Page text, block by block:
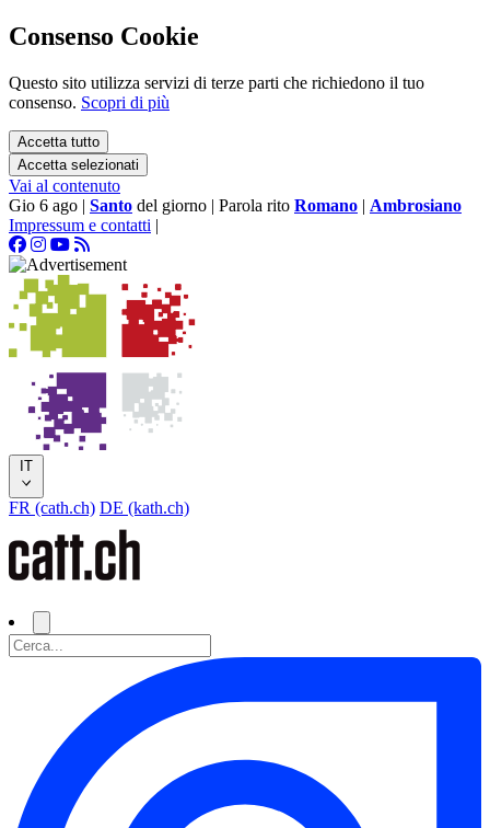
Consenso Cookie
Questo sito utilizza servizi di terze parti che richiedono il tuo
consenso. Scopri di più
Accetta tutto
Accetta selezionati
Vai al contenuto
Gio 6 ago | Santo del giorno | Parola rito Romano | Ambrosiano
Impressum e contatti |
IT
FR (cath.ch) DE (kath.ch)